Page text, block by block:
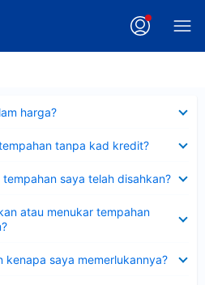
harga?
tanpa kad kredit?
saya telah disahkan?
atau menukar tempahan
kenapa saya memerlukannya?